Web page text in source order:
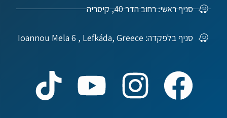
סניף ראשי: רחוב הדר 40, קיסריה
סניף בלפקדה: Ioannou Mela 6 , Lefkáda, Greece